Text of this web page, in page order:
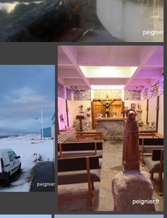
_0FP3405